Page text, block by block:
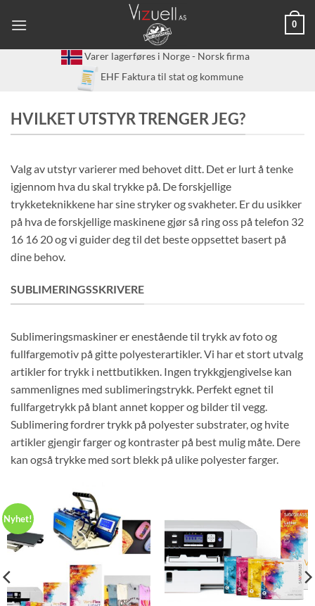
0
Varer lagerføres i Norge - Norsk firma
EHF Faktura til stat og kommune
HVILKET UTSTYR TRENGER JEG?
Valg av utstyr varierer med behovet ditt. Det er lurt å tenke
igjennom hva du skal trykke på. De forskjellige
trykketeknikkene har sine stryker og svakheter. Er du usikker
på hva de forskjellige maskinene gjør så ring oss på telefon 32
16 16 20 og vi guider deg til det beste oppsettet basert på
dine behov.
SUBLIMERINGSSKRIVERE
Sublimeringsmaskiner er enestående til trykk av foto og
fullfargemotiv på gitte polyesterartikler. Vi har et stort utvalg
artikler for trykk i nettbutikken. Ingen trykkgjengivelse kan
sammenlignes med sublimeringstrykk. Perfekt egnet til
fullfargetrykk på blant annet kopper og bilder til vegg.
Sublimering fordrer trykk på polyester substrater, og hvite
artikler gjengir farger og kontraster på best mulig måte. Dere
kan også trykke med sort blekk på ulike polyester farger.
Nyhet!